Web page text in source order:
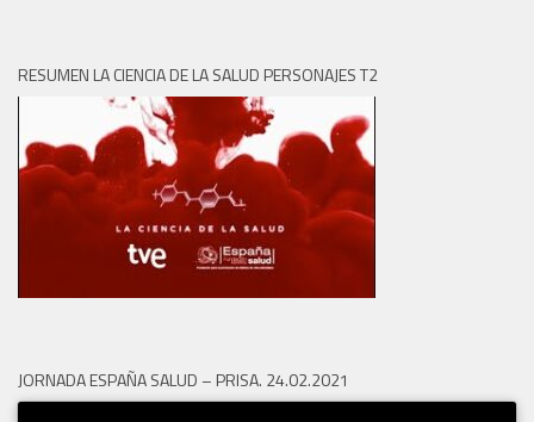
RESUMEN LA CIENCIA DE LA SALUD PERSONAJES T2
JORNADA ESPAÑA SALUD – PRISA. 24.02.2021